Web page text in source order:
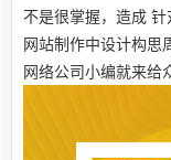
不是很掌握，造成
网站制作中设计构思
网络公司小编就来给